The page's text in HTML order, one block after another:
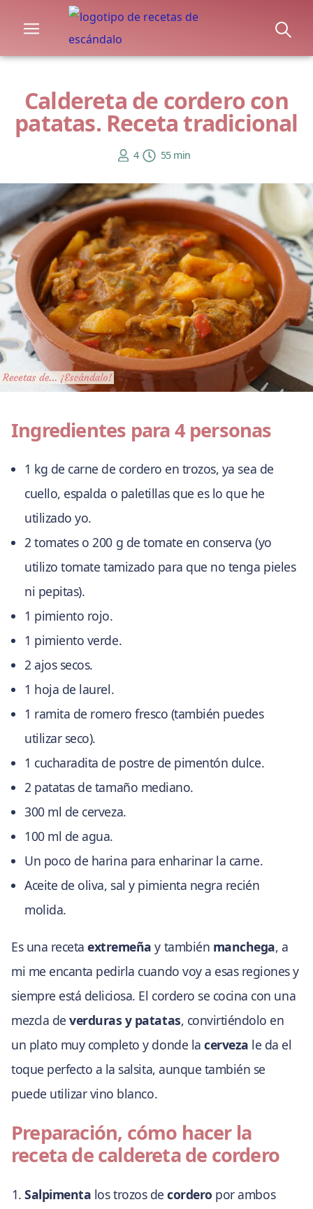
Caldereta de cordero con
patatas. Receta tradicional
4 55 min
Ingredientes para 4 personas
1 kg de carne de cordero en trozos, ya sea de
cuello, espalda o paletillas que es lo que he
utilizado yo.
2 tomates o 200 g de tomate en conserva (yo
utilizo tomate tamizado para que no tenga pieles
ni pepitas).
1 pimiento rojo.
1 pimiento verde.
2 ajos secos.
1 hoja de laurel.
1 ramita de romero fresco (también puedes
utilizar seco).
1 cucharadita de postre de pimentón dulce.
2 patatas de tamaño mediano.
300 ml de cerveza.
100 ml de agua.
Un poco de harina para enharinar la carne.
Aceite de oliva, sal y pimienta negra recién
molida.
Es una recetaextremeña y también manchega, a
mi me encanta pedirla cuando voy a esas regiones y
siempre está deliciosa. El cordero se cocina con una
mezcla deverduras y patatas, convirtiéndolo en
un plato muy completo y donde lacerveza le da el
toque perfecto a la salsita, aunque también se
puede utilizar vino blanco.
Preparación, cómo hacer la
receta de caldereta de cordero
Salpimenta los trozos decordero por ambos